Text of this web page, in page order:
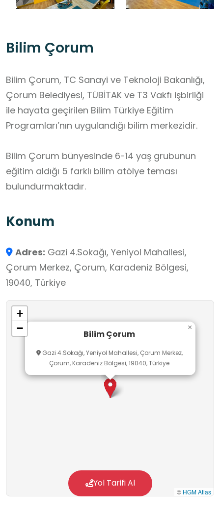
Bilim Çorum
Bilim Çorum, TC Sanayi ve Teknoloji Bakanlığı,
Çorum Belediyesi, TÜBİTAK ve T3 Vakfı işbirliği
ile hayata geçirilen Bilim Türkiye Eğitim
Programları’nın uygulandığı bilim merkezidir.
Bilim Çorum bünyesinde 6-14 yaş grubunun
eğitim aldığı 5 farklı bilim atölye teması
bulundurmaktadır.
Konum
Adres: Gazi 4.Sokağı, Yeniyol Mahallesi,
Çorum Merkez, Çorum, Karadeniz Bölgesi,
19040, Türkiye
Bilim Çorum
Gazi 4.Sokağı, Yeniyol Mahallesi, Çorum Merkez,
Çorum, Karadeniz Bölgesi, 19040, Türkiye
×
+
−
© HGM Atlas
Yol Tarifi Al